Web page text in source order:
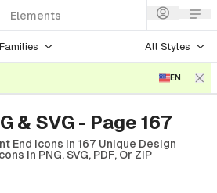
Elements
All Styles
EN
& SVG - Page 167
End Icons In 167 Unique Design
In PNG, SVG, PDF, Or ZIP